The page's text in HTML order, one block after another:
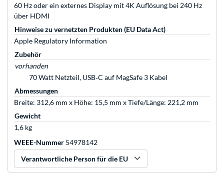
60 Hz oder ein externes Display mit 4K Auflösung bei 240 Hz
über HDMI
Hinweise zu vernetzten Produkten (EU Data Act)
Apple Regulatory Information
Zubehör
vorhanden
70 Watt Netzteil, USB‑C auf MagSafe 3 Kabel
Abmessungen
Breite: 312,6 mm x Höhe: 15,5 mm x Tiefe/Länge: 221,2 mm
Gewicht
1,6 kg
WEEE-Nummer 54978142
Verantwortliche Person für die EU